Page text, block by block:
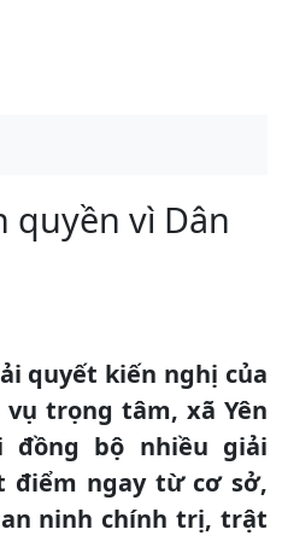
quyền vì Dân
quyết kiến nghị của
trọng tâm, xã Yên
đồng bộ nhiều giải
điểm ngay từ cơ sở,
ninh chính trị, trật